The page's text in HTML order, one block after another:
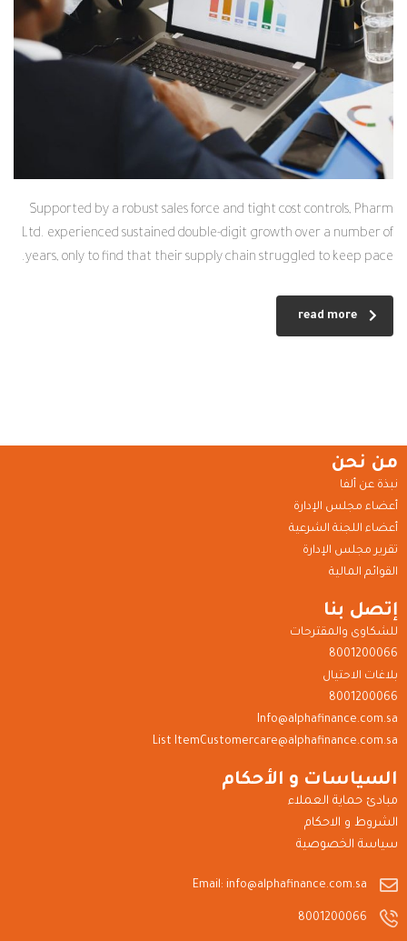
Supported by a robust sales force and tight cost controls, Pharm
Ltd. experienced sustained double-digit growth over a number of
years, only to find that their supply chain struggled to keep pace.
read more
من نحن
نبذة عن ألفا
أعضاء مجلس الإدارة
أعضاء اللجنة الشرعية
تقرير مجلس الإدارة
القوائم المالية
إتصل بنا
للشكاوى والمقترحات
8001200066
بلاغات الاحتيال
8001200066
Info@alphafinance.com.sa
List ItemCustomercare@alphafinance.com.sa
السياسات و الأحكام
مبادئ حماية العملاء
الشروط و الاحكام
سياسة الخصوصية
Email: info@alphafinance.com.sa
8001200066